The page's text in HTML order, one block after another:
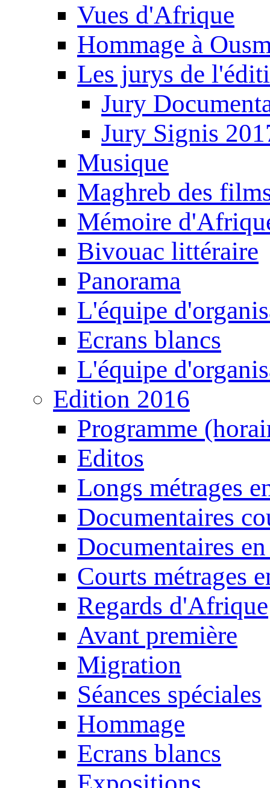
Vues d'Afrique
Hommage à
Les jurys de
Jury
Jury Signis
Musique
Maghreb des
Mémoire
Bivouac littéraire
Panorama
L'équipe
Ecrans blancs
L'équipe
Edition 2016
Programme
Editos
Longs métrages
Documentaires
Documentaires
Courts métrages
Regards d'Afrique
Avant première
Migration
Séances spéciales
Hommage
Ecrans blancs